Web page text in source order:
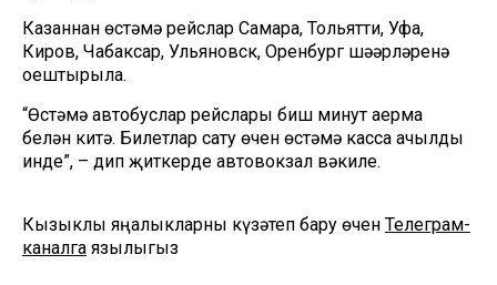
Казаннан өстәмә рейслар Самара, Тольятти, Уфа,
Киров, Чабаксар, Ульяновск, Оренбург шәһәрләренә
оештырыла.
“Өстәмә автобуслар рейслары биш минут аерма
белән китә. Билетлар сату өчен өстәмә касса ачылды
инде”, – дип җиткерде автовокзал вәкиле.
Кызыклы яңалыкларны күзәтеп бару өчен Телеграм-
каналга язылыгыз